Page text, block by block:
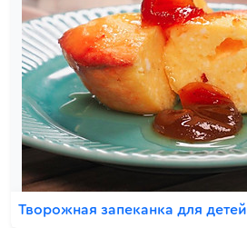
Творожная запеканка для детей